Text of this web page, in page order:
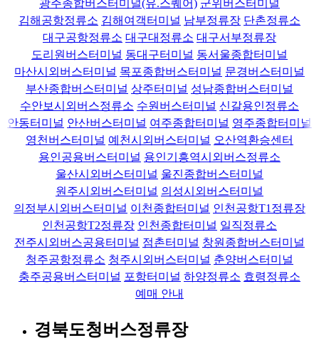
광주종합버스터미널(유.스퀘어) 군위버스터미널
김해공항정류소 김해여객터미널 남부정류장 단촌정류소
대구공항정류소 대구대정류소 대구서부정류장
도리원버스터미널 동대구터미널 동서울종합터미널
마산시외버스터미널 목포종합버스터미널 문경버스터미널
부산종합버스터미널 상주터미널 성남종합버스터미널
수안보시외버스정류소 수원버스터미널 신갈용인정류소
안동터미널 안산버스터미널 여주종합터미널 영주종합터미널
영천버스터미널 예천시외버스터미널 오산역환승센터
용인공용버스터미널 용인기흥역시외버스정류소
울산시외버스터미널 울진종합버스터미널
원주시외버스터미널 의성시외버스터미널
의정부시외버스터미널 이천종합터미널 인천공항T1정류장
인천공항T2정류장 인천종합터미널 일직정류소
전주시외버스공용터미널 점촌터미널 창원종합버스터미널
청주공항정류소 청주시외버스터미널 춘양버스터미널
충주공용버스터미널 포항터미널 하양정류소 효령정류소
예매 안내
경북도청버스정류장